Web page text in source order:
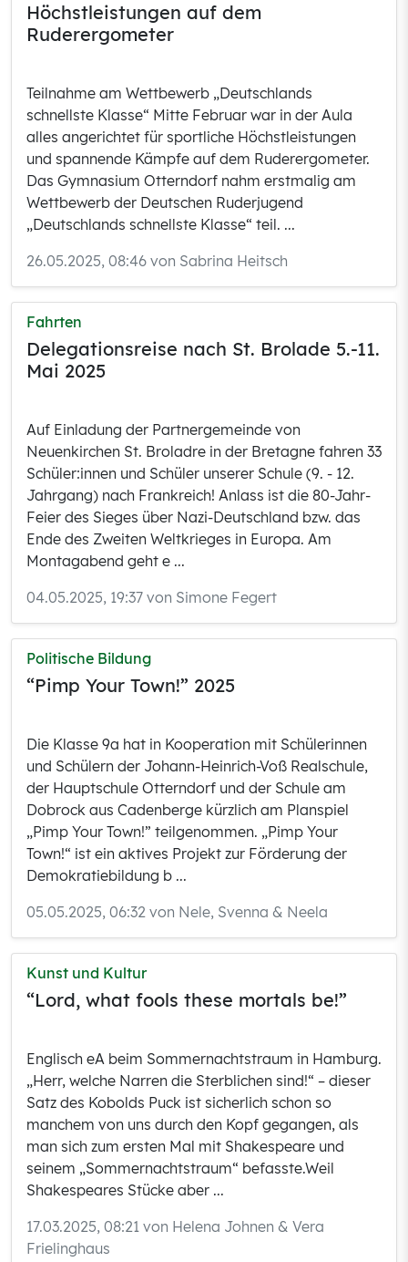
Höchstleistungen auf dem
Ruderergometer
Teilnahme am Wettbewerb „Deutschlands
schnellste Klasse“ Mitte Februar war in der Aula
alles angerichtet für sportliche Höchstleistungen
und spannende Kämpfe auf dem Ruderergometer.
Das Gymnasium Otterndorf nahm erstmalig am
Wettbewerb der Deutschen Ruderjugend
„Deutschlands schnellste Klasse“ teil. ...
26.05.2025, 08:46 von Sabrina Heitsch
Fahrten
Delegationsreise nach St. Brolade 5.-11.
Mai 2025
Auf Einladung der Partnergemeinde von
Neuenkirchen St. Broladre in der Bretagne fahren 33
Schüler:innen und Schüler unserer Schule (9. - 12.
Jahrgang) nach Frankreich! Anlass ist die 80-Jahr-
Feier des Sieges über Nazi-Deutschland bzw. das
Ende des Zweiten Weltkrieges in Europa. Am
Montagabend geht e ...
04.05.2025, 19:37 von Simone Fegert
Politische Bildung
“Pimp Your Town!” 2025
Die Klasse 9a hat in Kooperation mit Schülerinnen
und Schülern der Johann-Heinrich-Voß Realschule,
der Hauptschule Otterndorf und der Schule am
Dobrock aus Cadenberge kürzlich am Planspiel
„Pimp Your Town!” teilgenommen. „Pimp Your
Town!“ ist ein aktives Projekt zur Förderung der
Demokratiebildung b ...
05.05.2025, 06:32 von Nele, Svenna & Neela
Kunst und Kultur
“Lord, what fools these mortals be!”
Englisch eA beim Sommernachtstraum in Hamburg.
„Herr, welche Narren die Sterblichen sind!“ – dieser
Satz des Kobolds Puck ist sicherlich schon so
manchem von uns durch den Kopf gegangen, als
man sich zum ersten Mal mit Shakespeare und
seinem „Sommernachtstraum“ befasste.Weil
Shakespeares Stücke aber ...
17.03.2025, 08:21 von Helena Johnen & Vera
Frielinghaus